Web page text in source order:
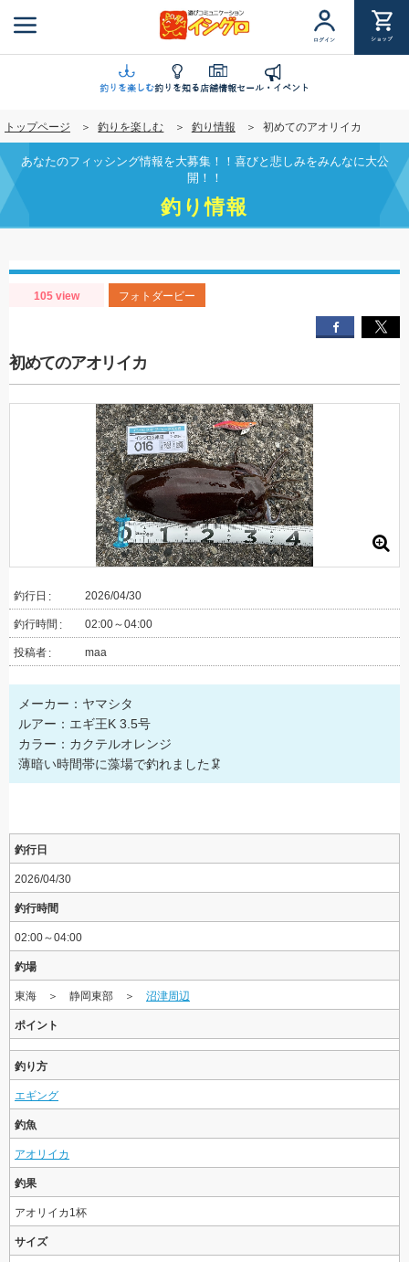
ン
に
移
動
ログイン ショップ
釣りを楽しむ釣りを知る店舗情報セール・イベント
トップページ 釣りを楽しむ 釣り情報 初めてのアオリイカ
あなたのフィッシング情報を大募集！！喜びと悲しみをみんなに大公
開！！
釣り情報
105 view フォトダービー
初めてのアオリイカ
釣行日 2026/04/30
釣行時間 02:00～04:00
投稿者 maa
メーカー：ヤマシタ
ルアー：エギ王K 3.5号
カラー：カクテルオレンジ
薄暗い時間帯に藻場で釣れました🦑
釣行日
2026/04/30
釣行時間
02:00～04:00
釣場
東海 ＞ 静岡東部 ＞ 沼津周辺
ポイント
釣り方
エギング
釣魚
アオリイカ
釣果
アオリイカ1杯
サイズ